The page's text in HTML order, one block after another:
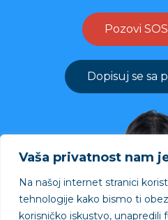
Vaša privatnost nam
Na našoj internet stranici
tehnologije kako bismo ti
korisničko iskustvo, unapredili
Pozovi
Dopisuj se sa